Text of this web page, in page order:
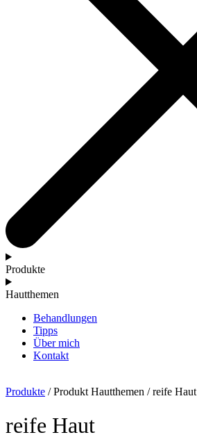
Produkte
Hautthemen
Behandlungen
Tipps
Über mich
Kontakt
Produkte / Produkt Hautthemen / reife Haut
reife Haut